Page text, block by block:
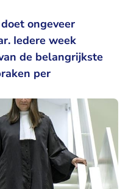
ongeveer
Iedere week
de belangrijkste
per